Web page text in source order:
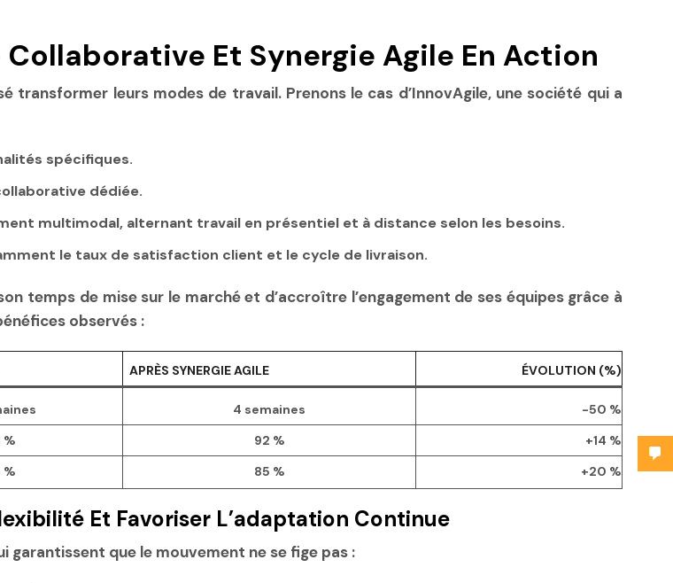
Et Synergie Agile En Action
transformer leurs modes de travail. Prenons le cas d’InnovAgile, une société qui a
spécifiques.
dédiée.
multimodal, alternant travail en présentiel et à distance selon les besoins.
le taux de satisfaction client et le cycle de livraison.
temps de mise sur le marché et d’accroître l’engagement de ses équipes grâce à
observés :
APRÈS SYNERGIE AGILE ÉVOLUTION (%)
4 semaines
-50 %
% 92 %
+14 %
% 85 % +20 %
Et Favoriser L’adaptation Continue
garantissent que le mouvement ne se fige pas :